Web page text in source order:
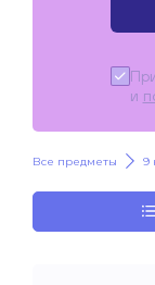
и
Все предметы 9